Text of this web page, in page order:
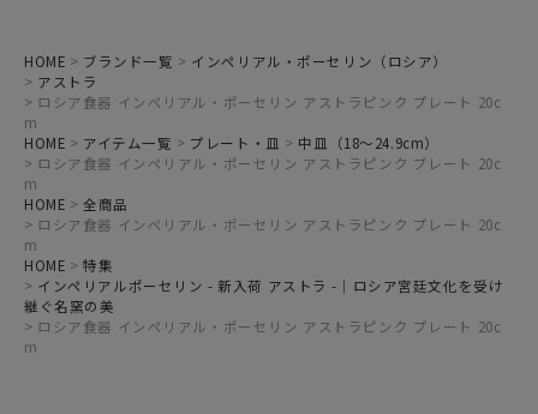
HOME ブランド一覧
インペリアル・ポーセリン（ロシア）
アストラ
ロシア食器 インペリアル・ポーセリン アストラピンク プレート 20c
m
HOME
アイテム一覧 プレート・皿
中皿（18～24.9cm）
ロシア食器 インペリアル・ポーセリン アストラピンク プレート 20c
m
HOME
全商品
ロシア食器 インペリアル・ポーセリン アストラピンク プレート 20c
m
HOME
特集
インペリアルポーセリン - 新入荷 アストラ -｜ロシア宮廷文化を受け
継ぐ名窯の美
ロシア食器 インペリアル・ポーセリン アストラピンク プレート 20c
m